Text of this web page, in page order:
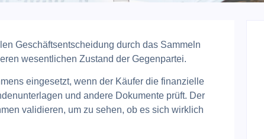
Geschäftsentscheidung durch das Sammeln
wesentlichen Zustand der Gegenpartei.
eingesetzt, wenn der Käufer die finanzielle
und andere Dokumente prüft. Der
validieren, um zu sehen, ob es sich wirklich